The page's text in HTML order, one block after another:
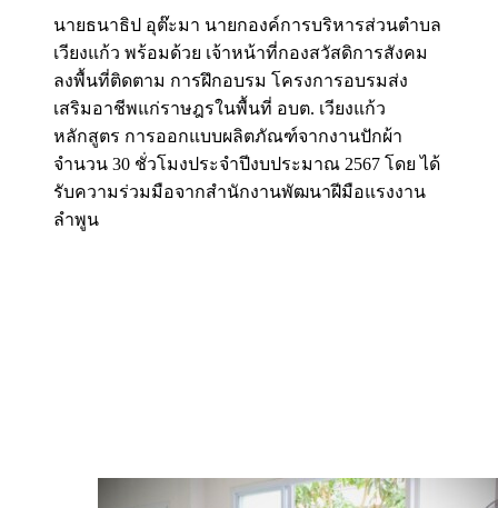
นายธนาธิป อุต๊ะมา นายกองค์การบริหารส่วนตำบล
เวียงแก้ว พร้อมด้วย เจ้าหน้าที่กองสวัสดิการสังคม
ลงพื้นที่ติดตาม การฝึกอบรม โครงการอบรมส่ง
เสริมอาชีพแก่ราษฎรในพื้นที่ อบต. เวียงแก้ว
หลักสูตร การออกแบบผลิตภัณฑ์จากงานปักผ้า
จำนวน 30 ชั่วโมงประจำปีงบประมาณ 2567 โดย ได้
รับความร่วมมือจากสำนักงานพัฒนาฝีมือแรงงาน
ลำพูน